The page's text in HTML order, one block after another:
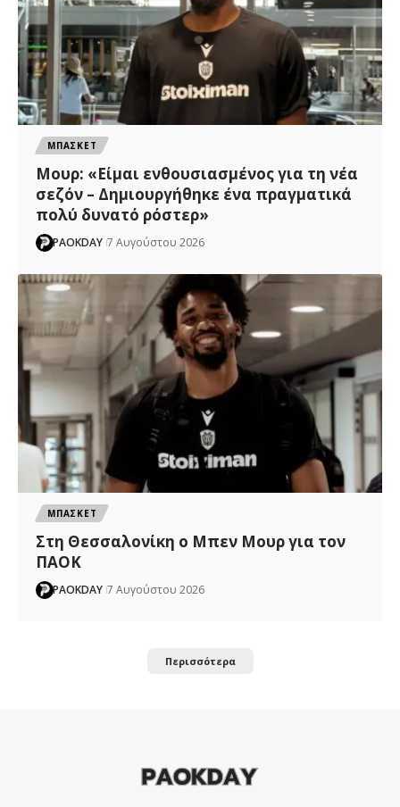
ΜΠΑΣΚΕΤ
Μουρ: «Είμαι ενθουσιασμένος για τη νέα
σεζόν – Δημιουργήθηκε ένα πραγματικά
πολύ δυνατό ρόστερ»
PAOKDAY 7 Αυγούστου 2026
ΜΠΑΣΚΕΤ
Στη Θεσσαλονίκη ο Μπεν Μουρ για τον
ΠΑΟΚ
PAOKDAY 7 Αυγούστου 2026
Περισσότερα